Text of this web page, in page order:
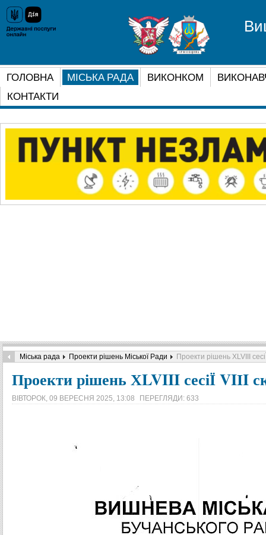
ГОЛОВНА МІСЬКА РАДА ВИКОНКОМ
КОНТАКТИ
Міська рада Проекти рішень Міської Ради Проекти рішень ХLVIII
Проекти рішень ХLVIII сесіЇ VIІI
ВІВТОРОК, 09 ВЕРЕСНЯ 2025, 13:08 ПЕРЕГЛЯДИ: 633